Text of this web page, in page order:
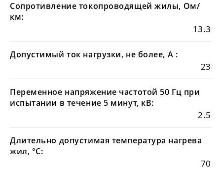
Сопротивление токопроводящей жилы, Ом/
км:
13.3
Допустимый ток нагрузки, не более, А :
23
Переменное напряжение частотой 50 Гц при
испытании в течение 5 минут, кВ:
2.5
Длительно допустимая температура нагрева
жил, °С:
70